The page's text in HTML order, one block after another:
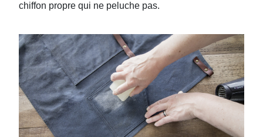
chiffon propre qui ne peluche pas.